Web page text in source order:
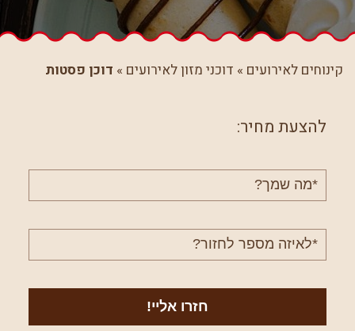
קינוחים לאירועים » דוכני מזון לאירועים » דוכן פסטות
להצעת מחיר:
שם
מלא
טלפון